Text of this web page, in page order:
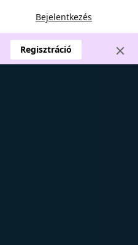
Bejelentkezés
Regisztráció